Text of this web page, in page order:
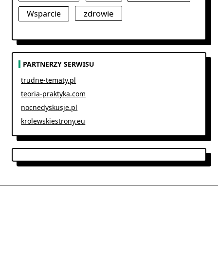
Wsparcie
zdrowie
PARTNERZY SERWISU
trudne-tematy.pl
teoria-praktyka.com
nocnedyskusje.pl
krolewskiestrony.eu